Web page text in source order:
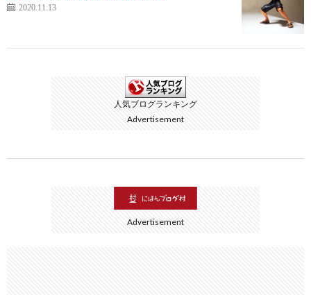
2020.11.13
人気ブログランキング
Advertisement
Advertisement